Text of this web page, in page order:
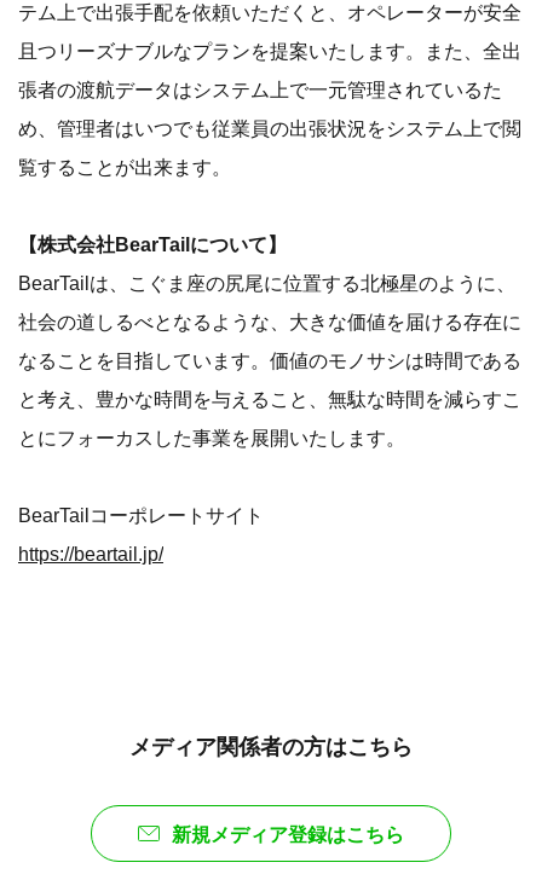
テム上で出張手配を依頼いただくと、オペレーターが安全
且つリーズナブルなプランを提案いたします。また、全出
張者の渡航データはシステム上で一元管理されているた
め、管理者はいつでも従業員の出張状況をシステム上で閲
覧することが出来ます。
【株式会社BearTailについて】
BearTailは、こぐま座の尻尾に位置する北極星のように、
社会の道しるべとなるような、大きな価値を届ける存在に
なることを目指しています。価値のモノサシは時間である
と考え、豊かな時間を与えること、無駄な時間を減らすこ
とにフォーカスした事業を展開いたします。
BearTailコーポレートサイト
https://beartail.jp/
メディア関係者の方はこちら
新規メディア登録はこちら